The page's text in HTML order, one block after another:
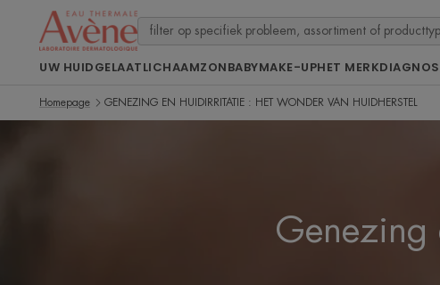
UW HUIDGELAATLICHAAMZONBABYMAKE-UPHET MERK
Homepage GENEZING EN HUIDIRRITATIE : HET WONDER VAN HUIDHERSTEL
Genezing